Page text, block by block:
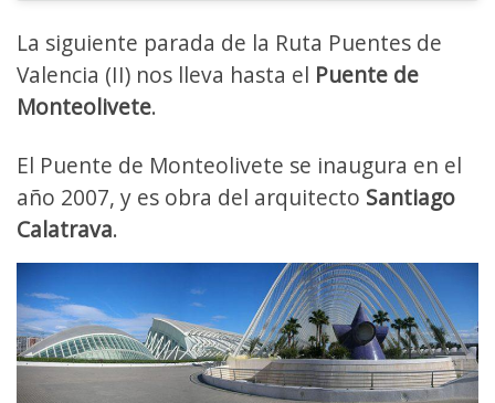
La siguiente parada de la Ruta Puentes de
Valencia (II) nos lleva hasta el Puente de
Monteolivete.
El Puente de Monteolivete se inaugura en el
año 2007, y es obra del arquitecto Santiago
Calatrava.